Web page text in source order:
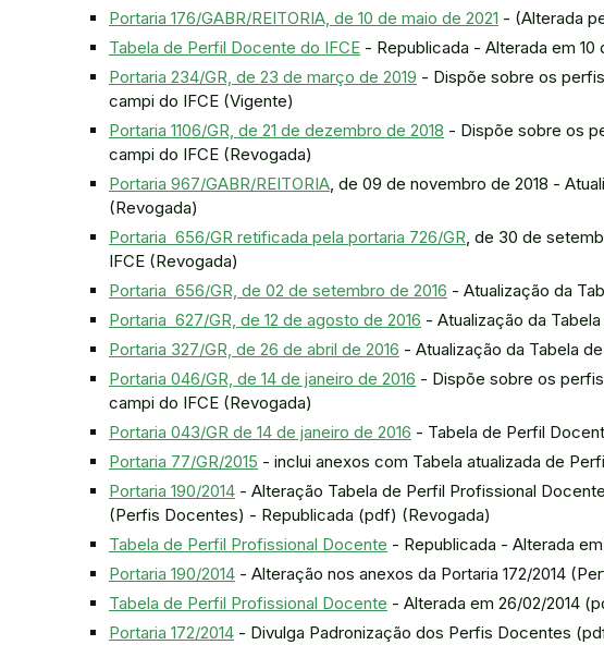
Portaria 176/GABR/REITORIA, de 10 de maio de 2021 - (Alterada
Tabela de Perfil Docente do IFCE - Republicada - Alterada em 10
Portaria 234/GR, de 23 de março de 2019 - Dispõe sobre os
campi do IFCE (Vigente)
Portaria 1106/GR, de 21 de dezembro de 2018 - Dispõe sobre os
campi do IFCE (Revogada)
Portaria 967/GABR/REITORIA, de 09 de novembro de 2018 -
(Revogada)
Portaria 656/GR retificada pela portaria 726/GR, de 30 de
IFCE (Revogada)
Portaria 656/GR, de 02 de setembro de 2016 - Atualização da
Portaria 627/GR, de 12 de agosto de 2016 - Atualização da
Portaria 327/GR, de 26 de abril de 2016 - Atualização da Tabela
Portaria 046/GR, de 14 de janeiro de 2016 - Dispõe sobre os
campi do IFCE (Revogada)
Portaria 043/GR de 14 de janeiro de 2016 - Tabela de Perfil
Portaria 77/GR/2015 - inclui anexos com Tabela atualizada de
Portaria 190/2014 - Alteração Tabela de Perfil Profissional
(Perfis Docentes) - Republicada (pdf) (Revogada)
Tabela de Perfil Profissional Docente - Republicada - Alterada
Portaria 190/2014 - Alteração nos anexos da Portaria 172/2014
Tabela de Perfil Profissional Docente - Alterada em 26/02/2014
Portaria 172/2014 - Divulga Padronização dos Perfis Docentes